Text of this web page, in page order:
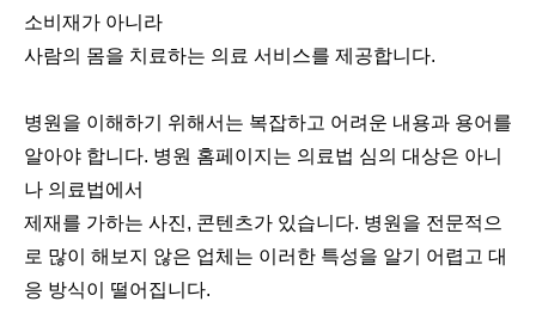
소비재가 아니라
사람의 몸을 치료하는 의료 서비스를 제공합니다.
병원을 이해하기 위해서는 복잡하고 어려운 내용과 용어를
알아야 합니다. 병원 홈페이지는 의료법 심의 대상은 아니
나 의료법에서
제재를 가하는 사진, 콘텐츠가 있습니다. 병원을 전문적으
로 많이 해보지 않은 업체는 이러한 특성을 알기 어렵고 대
응 방식이 떨어집니다.